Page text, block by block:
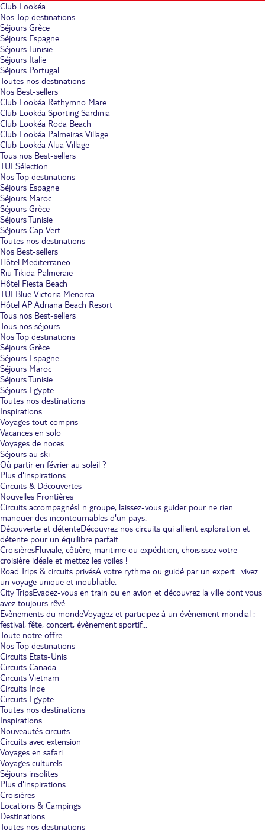
Club Lookéa
Nos Top destinations
Séjours Grèce
Séjours Espagne
Séjours Tunisie
Séjours Italie
Séjours Portugal
Toutes nos destinations
Nos Best-sellers
Club Lookéa Rethymno Mare
Club Lookéa Sporting Sardinia
Club Lookéa Roda Beach
Club Lookéa Palmeiras Village
Club Lookéa Alua Village
Tous nos Best-sellers
TUI Sélection
Nos Top destinations
Séjours Espagne
Séjours Maroc
Séjours Grèce
Séjours Tunisie
Séjours Cap Vert
Toutes nos destinations
Nos Best-sellers
Hôtel Mediterraneo
Riu Tikida Palmeraie
Hôtel Fiesta Beach
TUI Blue Victoria Menorca
Hôtel AP Adriana Beach Resort
Tous nos Best-sellers
Tous nos séjours
Nos Top destinations
Séjours Grèce
Séjours Espagne
Séjours Maroc
Séjours Tunisie
Séjours Egypte
Toutes nos destinations
Inspirations
Voyages tout compris
Vacances en solo
Voyages de noces
Séjours au ski
Où partir en février au soleil ?
Plus d'inspirations
Circuits & Découvertes
Nouvelles Frontières
Circuits accompagnésEn groupe, laissez-vous guider pour ne rien
manquer des incontournables d'un pays.
Découverte et détenteDécouvrez nos circuits qui allient exploration et
détente pour un équilibre parfait.
CroisièresFluviale, côtière, maritime ou expédition, choisissez votre
croisière idéale et mettez les voiles !
Road Trips & circuits privésA votre rythme ou guidé par un expert : vivez
un voyage unique et inoubliable.
City TripsEvadez-vous en train ou en avion et découvrez la ville dont vous
avez toujours rêvé.
Evènements du mondeVoyagez et participez à un évènement mondial :
festival, fête, concert, évènement sportif...
Toute notre offre
Nos Top destinations
Circuits Etats-Unis
Circuits Canada
Circuits Vietnam
Circuits Inde
Circuits Egypte
Toutes nos destinations
Inspirations
Nouveautés circuits
Circuits avec extension
Voyages en safari
Voyages culturels
Séjours insolites
Plus d'inspirations
Croisières
Locations & Campings
Destinations
Toutes nos destinations